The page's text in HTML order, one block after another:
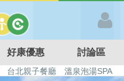
好康優惠 討論區
台北親子餐廳
溫泉泡湯SPA